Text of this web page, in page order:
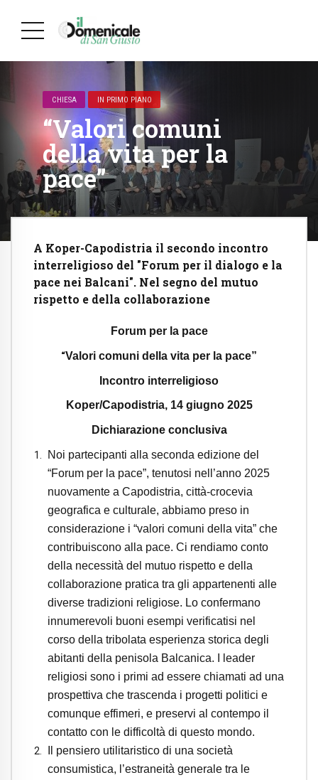
CHIESA IN PRIMO PIANO
“Valori comuni
della vita per la
pace”
A Koper-Capodistria il secondo incontro
interreligioso del "Forum per il dialogo e la
pace nei Balcani". Nel segno del mutuo
rispetto e della collaborazione
Forum per la pace
“Valori comuni della vita per la pace”
Incontro interreligioso
Koper/Capodistria, 14 giugno 2025
Dichiarazione conclusiva
Noi partecipanti alla seconda edizione del
“Forum per la pace”, tenutosi nell’anno 2025
nuovamente a Capodistria, città-crocevia
geografica e culturale, abbiamo preso in
considerazione i “valori comuni della vita” che
contribuiscono alla pace. Ci rendiamo conto
della necessità del mutuo rispetto e della
collaborazione pratica tra gli appartenenti alle
diverse tradizioni religiose. Lo confermano
innumerevoli buoni esempi verificatisi nel
corso della tribolata esperienza storica degli
abitanti della penisola Balcanica. I leader
religiosi sono i primi ad essere chiamati ad una
prospettiva che trascenda i progetti politici e
comunque effimeri, e preservi al contempo il
contatto con le difficoltà di questo mondo.
Il pensiero utilitaristico di una società
consumistica, l’estraneità generale tra le